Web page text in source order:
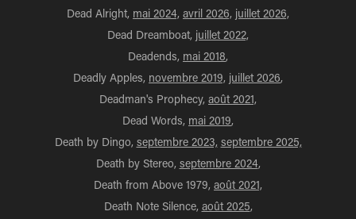
Dead Alright, mai 2024, avril 2026, juillet 2026,
Dead Dreamboat, juillet 2022,
Deadends, mai 2018,
Deadly Apples, novembre 2019, juillet 2026,
Deadman's Prophecy, août 2021,
Dead Words, mai 2019,
Death by Dingo, septembre 2023, septembre 2025,
Death by Stereo, septembre 2024,
Death from Above 1979, août 2021,
Death Note Silence, août 2025,